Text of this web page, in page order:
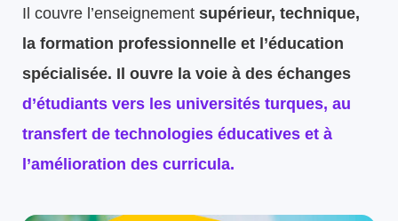
Il couvre l’enseignement supérieur, technique,
la formation professionnelle et l’éducation
spécialisée. Il ouvre la voie à des échanges
d’étudiants vers les universités turques, au
transfert de technologies éducatives et à
l’amélioration des curricula.